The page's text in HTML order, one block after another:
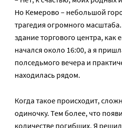
Но Кемерово – небольшой
трагедия огромного
здание торгового центра, как
начался около 16:00, а я
полседьмого вечера и
находилась рядом.
Когда такое происходит,
одиночку. Тем более, что
количестве погибших. Я